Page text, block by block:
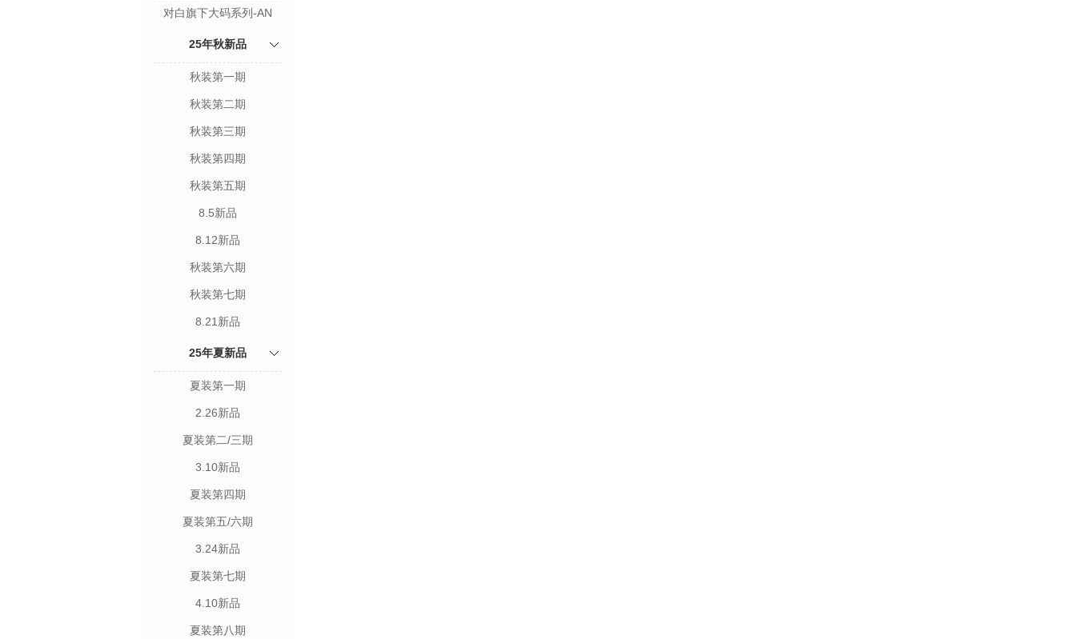
对白旗下大码系列-AN
25年秋新品
秋装第一期
秋装第二期
秋装第三期
秋装第四期
秋装第五期
8.5新品
8.12新品
秋装第六期
秋装第七期
8.21新品
25年夏新品
夏装第一期
2.26新品
夏装第二/三期
3.10新品
夏装第四期
夏装第五/六期
3.24新品
夏装第七期
4.10新品
夏装第八期